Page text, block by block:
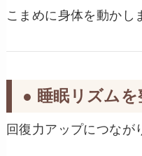
こまめに身体を動かし
● 睡眠リズムを
回復力アップにつなが